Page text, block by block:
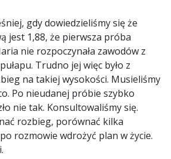
gdy dowiedzieliśmy się że
jest 1,88, że pierwsza próba
nie rozpoczynała zawodów z
Trudno jej więc było z
na takiej wysokości. Musieliśmy
Po nieudanej próbie szybko
nie tak. Konsultowaliśmy się.
rozbieg, porównać kilka
rozmowie wdrożyć plan w życie.